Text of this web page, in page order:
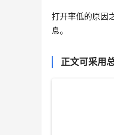
打开率低的原因
息。
正文可采用